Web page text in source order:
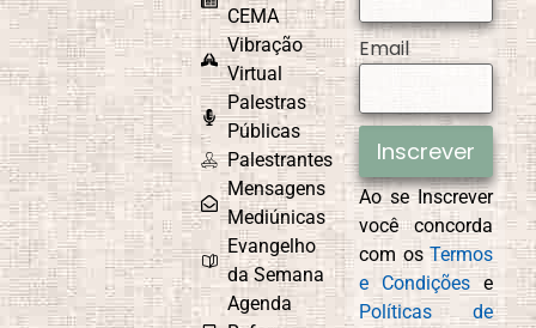
CEMA
Vibração
Virtual
Palestras
Públicas
Palestrantes
Mensagens
Mediúnicas
Evangelho
da Semana
Agenda
Email
Inscrever
Ao se Inscrever
você concorda
com osTermos
e Condições e
Políticas de